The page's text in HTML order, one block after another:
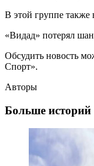
В этой группе также
«Видад» потерял
Обсудить новость
Спорт».
Авторы
Больше историй